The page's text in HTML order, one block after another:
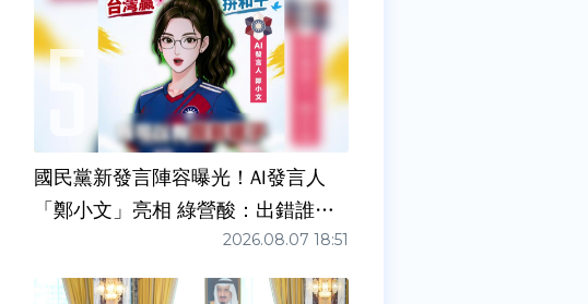
國民黨新發言陣容曝光！AI發言人
「鄭小文」亮相 綠營酸：出錯誰負
2026.08.07 18:51